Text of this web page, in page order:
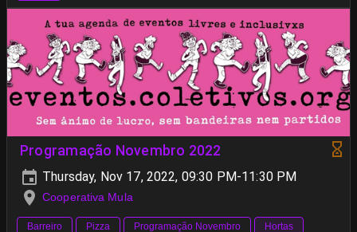
Programação Novembro 2022
Thursday, Nov 17, 2022, 09:30 PM-11:30 PM
Cooperativa Mula
Barreiro Pizza Programação Novembro
Hortas